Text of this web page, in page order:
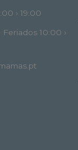
› 19:00
10:00 ›